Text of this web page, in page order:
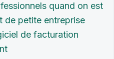
quand on est
de petite entreprise
de facturation